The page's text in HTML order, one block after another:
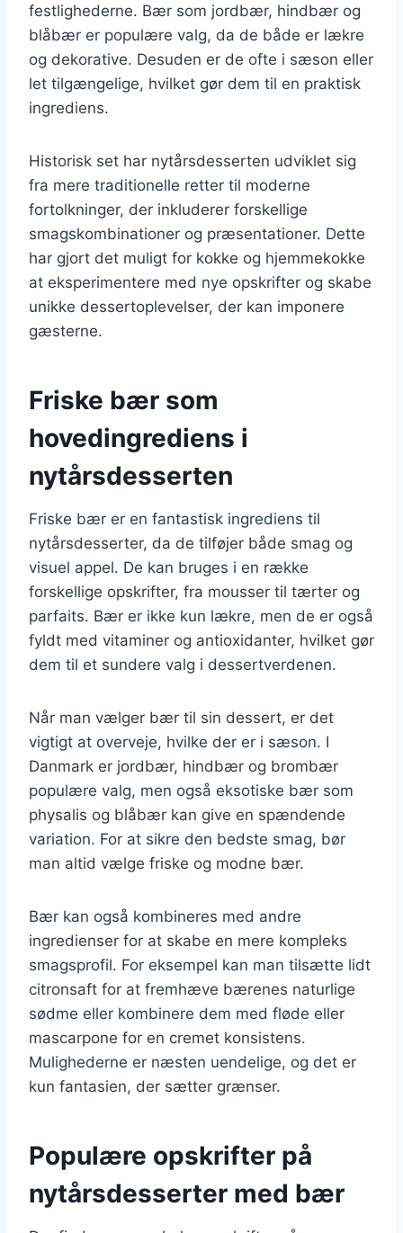
festlighederne. Bær som jordbær, hindbær og
blåbær er populære valg, da de både er lækre
og dekorative. Desuden er de ofte i sæson eller
let tilgængelige, hvilket gør dem til en praktisk
ingrediens.
Historisk set har nytårsdesserten udviklet sig
fra mere traditionelle retter til moderne
fortolkninger, der inkluderer forskellige
smagskombinationer og præsentationer. Dette
har gjort det muligt for kokke og hjemmekokke
at eksperimentere med nye opskrifter og skabe
unikke dessertoplevelser, der kan imponere
gæsterne.
Friske bær som
hovedingrediens i
nytårsdesserten
Friske bær er en fantastisk ingrediens til
nytårsdesserter, da de tilføjer både smag og
visuel appel. De kan bruges i en række
forskellige opskrifter, fra mousser til tærter og
parfaits. Bær er ikke kun lækre, men de er også
fyldt med vitaminer og antioxidanter, hvilket gør
dem til et sundere valg i dessertverdenen.
Når man vælger bær til sin dessert, er det
vigtigt at overveje, hvilke der er i sæson. I
Danmark er jordbær, hindbær og brombær
populære valg, men også eksotiske bær som
physalis og blåbær kan give en spændende
variation. For at sikre den bedste smag, bør
man altid vælge friske og modne bær.
Bær kan også kombineres med andre
ingredienser for at skabe en mere kompleks
smagsprofil. For eksempel kan man tilsætte lidt
citronsaft for at fremhæve bærenes naturlige
sødme eller kombinere dem med fløde eller
mascarpone for en cremet konsistens.
Mulighederne er næsten uendelige, og det er
kun fantasien, der sætter grænser.
Populære opskrifter på
nytårsdesserter med bær